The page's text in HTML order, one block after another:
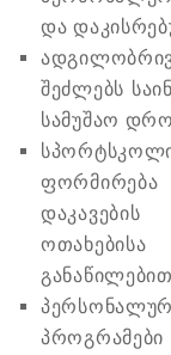
და
შეძლებს
სამუშაო
ფორმირება
პროგრამები